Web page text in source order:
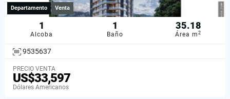
Departamento Venta
1
Alcoba
1
Baño
35.18
Área m2
9535637
PRECIO VENTA
US$33,597
Dólares Americanos